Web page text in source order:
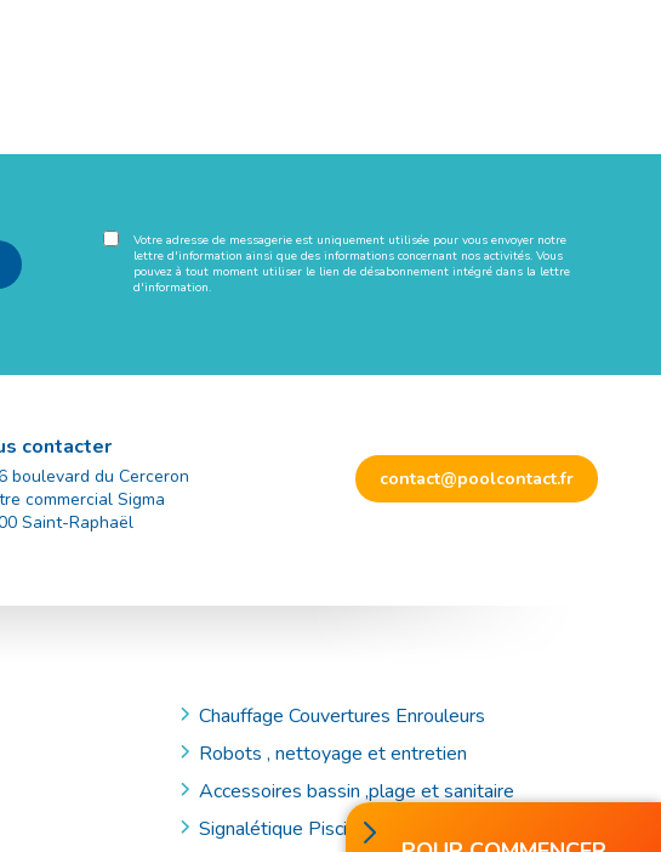
Votre adresse de messagerie est uniquement utilisée pour vous envoyer notre
lettre d'information ainsi que des informations concernant nos activités. Vous
pouvez à tout moment utiliser le lien de désabonnement intégré dans la lettre
d'information.
contacter
boulevard du Cerceron
commercial Sigma
Saint-Raphaël
contact@poolcontact.fr
Chauffage Couvertures Enrouleurs
Robots , nettoyage et entretien
Accessoires bassin ,plage et sanitaire
Signalétique Piscine et Accessoires de Secours